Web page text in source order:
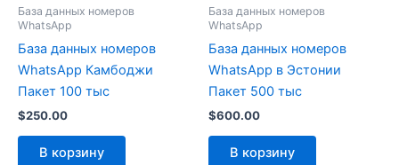
База данных номеров
WhatsApp
База данных номеров
WhatsApp Камбоджи
Пакет 100 тыс
$250.00
В корзину
База данных номеров
WhatsApp
База данных номеров
WhatsApp в Эстонии
Пакет 500 тыс
$600.00
В корзину